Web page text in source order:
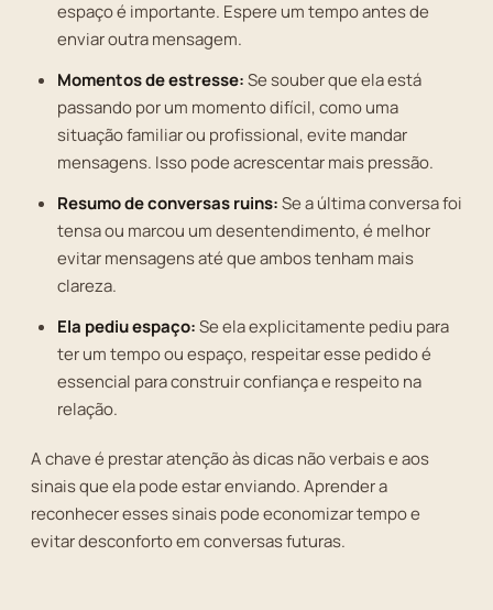
espaço é importante. Espere um tempo antes de
enviar outra mensagem.
Momentos de estresse:Se souber que ela está
passando por um momento difícil, como uma
situação familiar ou profissional, evite mandar
mensagens. Isso pode acrescentar mais pressão.
Resumo de conversas ruins:Se a última conversa foi
tensa ou marcou um desentendimento, é melhor
evitar mensagens até que ambos tenham mais
clareza.
Ela pediu espaço:Se ela explicitamente pediu para
ter um tempo ou espaço, respeitar esse pedido é
essencial para construir confiança e respeito na
relação.
A chave é prestar atenção às dicas não verbais e aos
sinais que ela pode estar enviando. Aprender a
reconhecer esses sinais pode economizar tempo e
evitar desconforto em conversas futuras.